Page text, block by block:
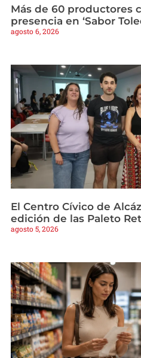
Más de 60 productores
presencia en ‘Sabor
agosto 6, 2026
El Centro Cívico de
edición de las Paleto
agosto 5, 2026